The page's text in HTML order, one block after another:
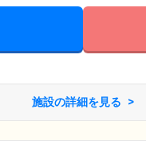
施設の詳細を見る